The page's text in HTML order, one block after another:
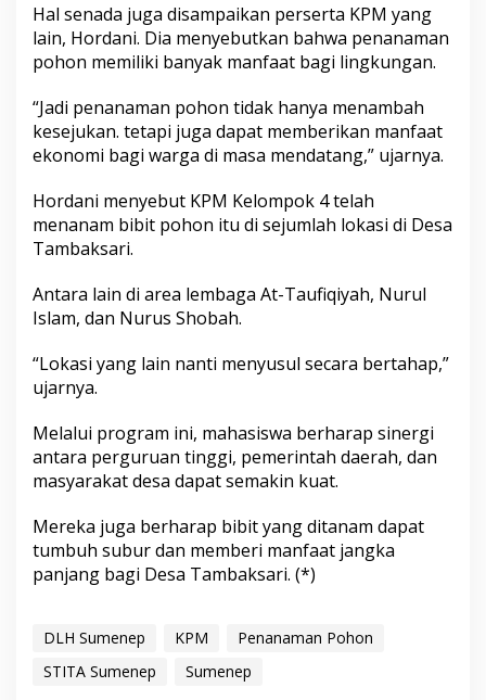
u
k
u
n
a
n
R
a
b
u
Hal senada juga disampaikan perserta KPM yang
lain, Hordani. Dia menyebutkan bahwa penanaman
pohon memiliki banyak manfaat bagi lingkungan.
“Jadi penanaman pohon tidak hanya menambah
kesejukan. tetapi juga dapat memberikan manfaat
ekonomi bagi warga di masa mendatang,” ujarnya.
Hordani menyebut KPM Kelompok 4 telah
menanam bibit pohon itu di sejumlah lokasi di Desa
Tambaksari.
Antara lain di area lembaga At-Taufiqiyah, Nurul
Islam, dan Nurus Shobah.
“Lokasi yang lain nanti menyusul secara bertahap,”
ujarnya.
Melalui program ini, mahasiswa berharap sinergi
antara perguruan tinggi, pemerintah daerah, dan
masyarakat desa dapat semakin kuat.
Mereka juga berharap bibit yang ditanam dapat
tumbuh subur dan memberi manfaat jangka
panjang bagi Desa Tambaksari. (*)
DLH Sumenep KPM
Penanaman Pohon
STITA Sumenep
Sumenep